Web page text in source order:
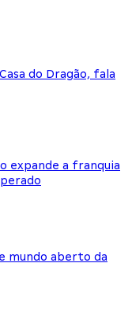
do Dragão, fala
expande a franquia
mundo aberto da